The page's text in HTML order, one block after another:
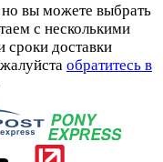
вы можете выбрать
с несколькими
доставки
обратитесь в